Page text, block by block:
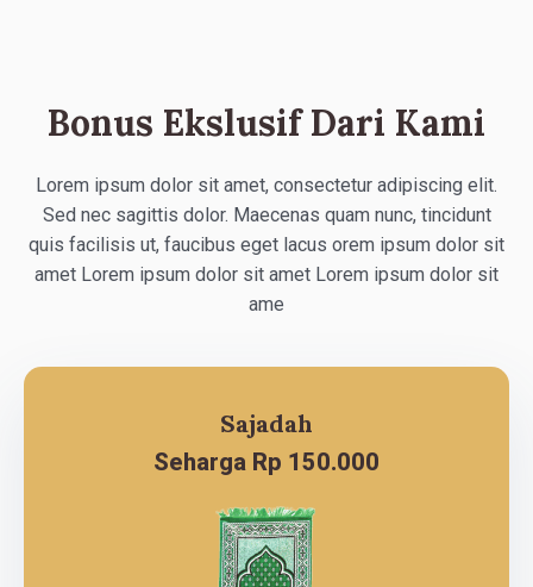
Bonus Ekslusif Dari Kami
Lorem ipsum dolor sit amet, consectetur adipiscing elit.
Sed nec sagittis dolor. Maecenas quam nunc, tincidunt
quis facilisis ut, faucibus eget lacus orem ipsum dolor sit
amet Lorem ipsum dolor sit amet Lorem ipsum dolor sit
ame
Sajadah
Seharga Rp 150.000